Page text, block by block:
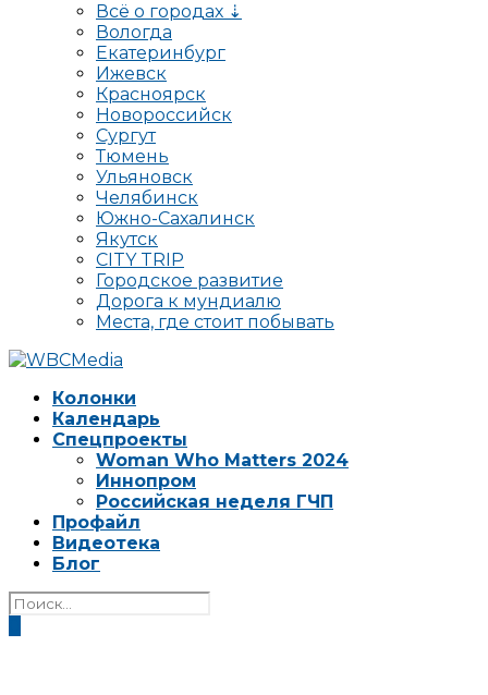
Всё о городах ⇣
Вологда
Екатеринбург
Ижевск
Красноярск
Новороссийск
Сургут
Тюмень
Ульяновск
Челябинск
Южно-Сахалинск
Якутск
CITY TRIP
Городское развитие
Дорога к мундиалю
Места, где стоит побывать
Колонки
Календарь
Спецпроекты
Woman Who Matters 2024
Иннопром
Российская неделя ГЧП
Профайл
Видеотека
Блог